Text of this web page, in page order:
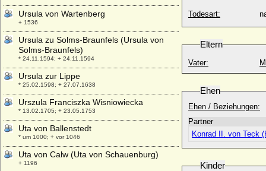
Todesart:
Eltern
Vater:
Ehen
Ehen / Beziehungen:
Partner
Konrad II. von Teck
Kinder
Ursula von Wartenberg
+ 1536
Ursula zu Solms-Braunfels (Ursula von
Solms-Braunfels)
* 24.11.1594; + 24.11.1594
Ursula zur Lippe
* 25.02.1598; + 27.07.1638
Urszula Franciszka Wisniowiecka
* 13.02.1705; + 23.05.1753
Uta von Ballenstedt
* um 1000; + vor 1046
Uta von Calw (Uta von Schauenburg)
+ 1196